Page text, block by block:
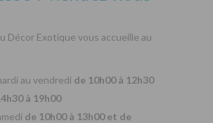
Décor Exotique vous accueille au
au vendredi de 10h00 à 12h30
à 19h00
de 10h00 à 13h00 et de